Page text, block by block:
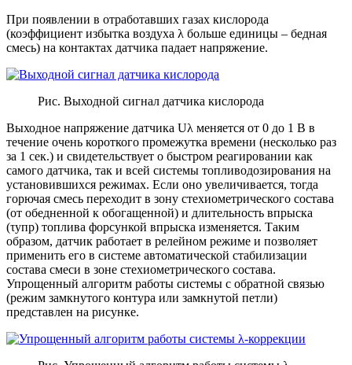
При появлении в отработавших газах кислорода
(коэффициент избытка воздуха λ больше единицы – бедная
смесь) на контактах датчика падает напряжение.
Рис. Выходной сигнал датчика кислорода
Выходное напряжение датчика Uλ меняется от 0 до 1 В в
течение очень короткого промежутка времени (несколько раз
за 1 сек.) и свидетельствует о быстром реагировании как
самого датчика, так и всей системы топливодозирования на
установившихся режимах. Если оно увеличивается, тогда
горючая смесь переходит в зону стехиометрического состава
(от обедненной к обогащенной) и длительность впрыска
(τупр) топлива форсункой впрыска изменяется. Таким
образом, датчик работает в релейном режиме и позволяет
применить его в системе автоматической стабилизации
состава смеси в зоне стехиометрического состава.
Упрощенный алгоритм работы системы с обратной связью
(режим замкнутого контура или замкнутой петли)
представлен на рисунке.